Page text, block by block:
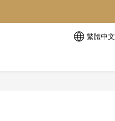
繁體中文